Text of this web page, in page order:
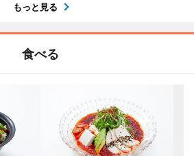
もっと見る
食べる